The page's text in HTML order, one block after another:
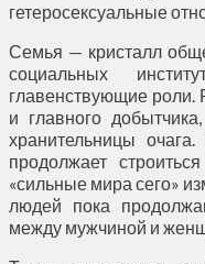
гетеросексуальные
Семья — кристалл
социальных
главенствующие роли.
и главного
хранительницы
продолжает
«сильные мира сего»
людей пока
между мужчиной и